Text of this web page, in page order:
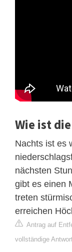
Wie ist
Nachts ist es
nächsten
gibt es einen
treten
erreichen
Antrag auf
vollständige